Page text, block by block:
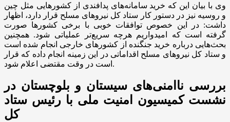
وی با بیان این که خرید سامانه‌های پدافندی از کشور‌هایی مثل چین
و روسیه نیز در دستور کار ستاد کل نیرو‌های مسلح قرار دارد، اظهار
داشت: در این خصوص توافقات خوبی با برخی کشور‌ها صورت
گرفته است که امیدواریم هرچه سریع‌تر عملیاتی شود. همچنین
بحث‌هایی درباره خرید جنگنده از کشور‌های خارجی انجام شده است
و ستاد کل نیرو‌های مسلح اقداماتی در این زمینه انجام داده که قرار
است در وقت مقتضی اعلام شود.
بررسی ناامنی‌های سیستان و بلوچستان در
نشست کمیسیون امنیت ملی با رئیس ستاد
کل